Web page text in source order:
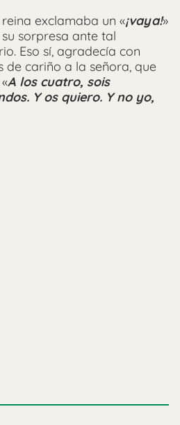
exclamaba un «¡vaya!»
sorpresa ante tal
Eso sí, agradecía con
de cariño a la señora, que
A los cuatro, sois
Y os quiero. Y no yo,